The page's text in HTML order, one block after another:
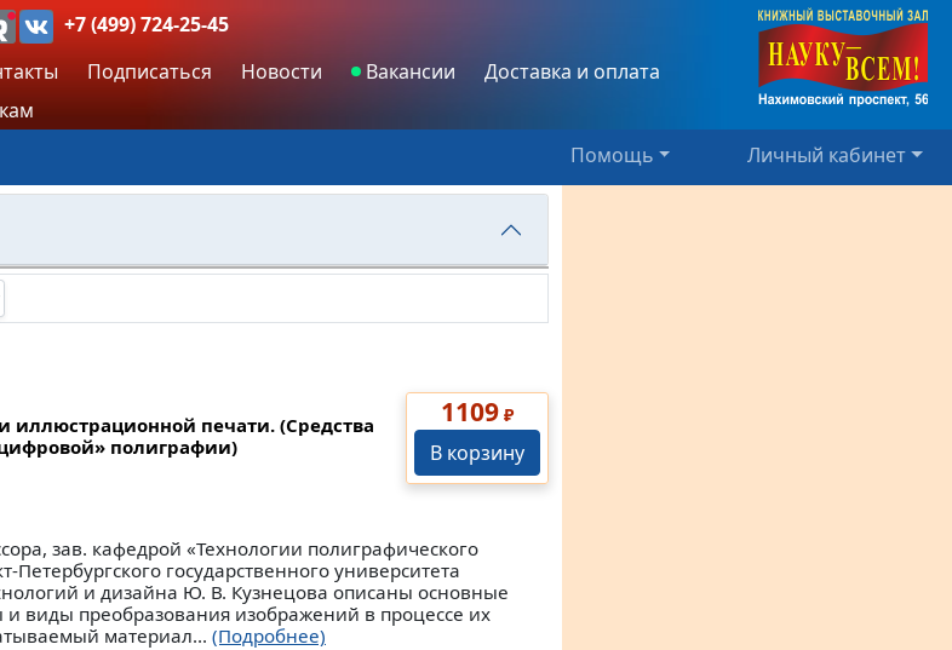
+7 (499) 724-25-45
Подписаться Новости Вакансии
Доставка и оплата
Помощь Личный кабинет
1109 ₽
В корзину
иллюстрационной печати. (Средства
полиграфии)
зав. кафедрой «Технологии полиграфического
Петербургского государственного университета
и дизайна Ю. В. Кузнецова описаны основные
виды преобразования изображений в процессе их
материал... (Подробнее)